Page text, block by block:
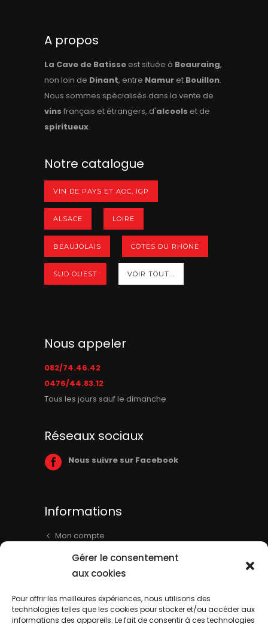
Gérer le consentement
aux cookies
Pour offrir les meilleures expériences, nous utilisons des
technologies telles que les cookies pour stocker et/ou accéder aux
informations des appareils. Le fait de consentir à ces technologies
A propos
La Cave de Batisse est située à Beauraing,
non loin de Dinant, entre Namur et Bouillon.
Nous sommes spécialisés dans la vente de
vins français et étrangers, d'alcools et de
spiritueux.
Notre catalogue
VIN DE PAYS ET AOC, IGP
ALSACE LOIRE
BEAUJOLAIS CÔTES DU RHÔNE
SUD OUEST VOIR TOUT...
Nous appeler
082/74.46.42
0476/44.83.12
Tous les jours sauf le dimanche
Réseaux sociaux
Nous suivre sur Facebook
Informations
Mon compte
Panier
Livraison & Informations
Conditions générales